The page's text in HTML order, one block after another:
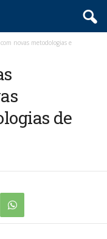
novas metodologias e
de